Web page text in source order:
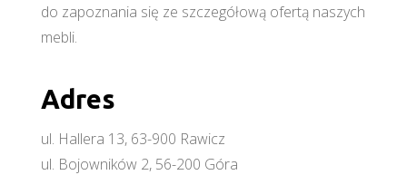
do zapoznania się ze szczegółową ofertą naszych
mebli.
Adres
ul. Hallera 13, 63-900 Rawicz
ul. Bojowników 2, 56-200 Góra